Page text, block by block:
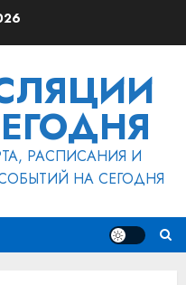
РАСПИСАНИЯ И
НА СЕГОДНЯ